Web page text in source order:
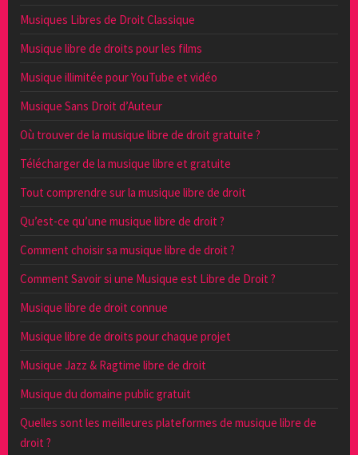
Musiques Libres de Droit Classique
Musique libre de droits pour les films
Musique illimitée pour YouTube et vidéo
Musique Sans Droit d’Auteur
Où trouver de la musique libre de droit gratuite ?
Télécharger de la musique libre et gratuite
Tout comprendre sur la musique libre de droit
Qu’est-ce qu’une musique libre de droit ?
Comment choisir sa musique libre de droit ?
Comment Savoir si une Musique est Libre de Droit ?
Musique libre de droit connue
Musique libre de droits pour chaque projet
Musique Jazz & Ragtime libre de droit
Musique du domaine public gratuit
Quelles sont les meilleures plateformes de musique libre de
droit ?